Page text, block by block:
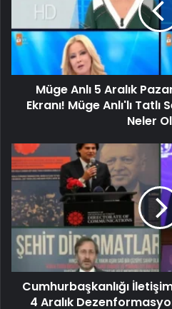
Müge Anlı 5 Aralık
Ekranı! Müge Anlı'lı
Neler
Cumhurbaşkanlığı
4 Aralık